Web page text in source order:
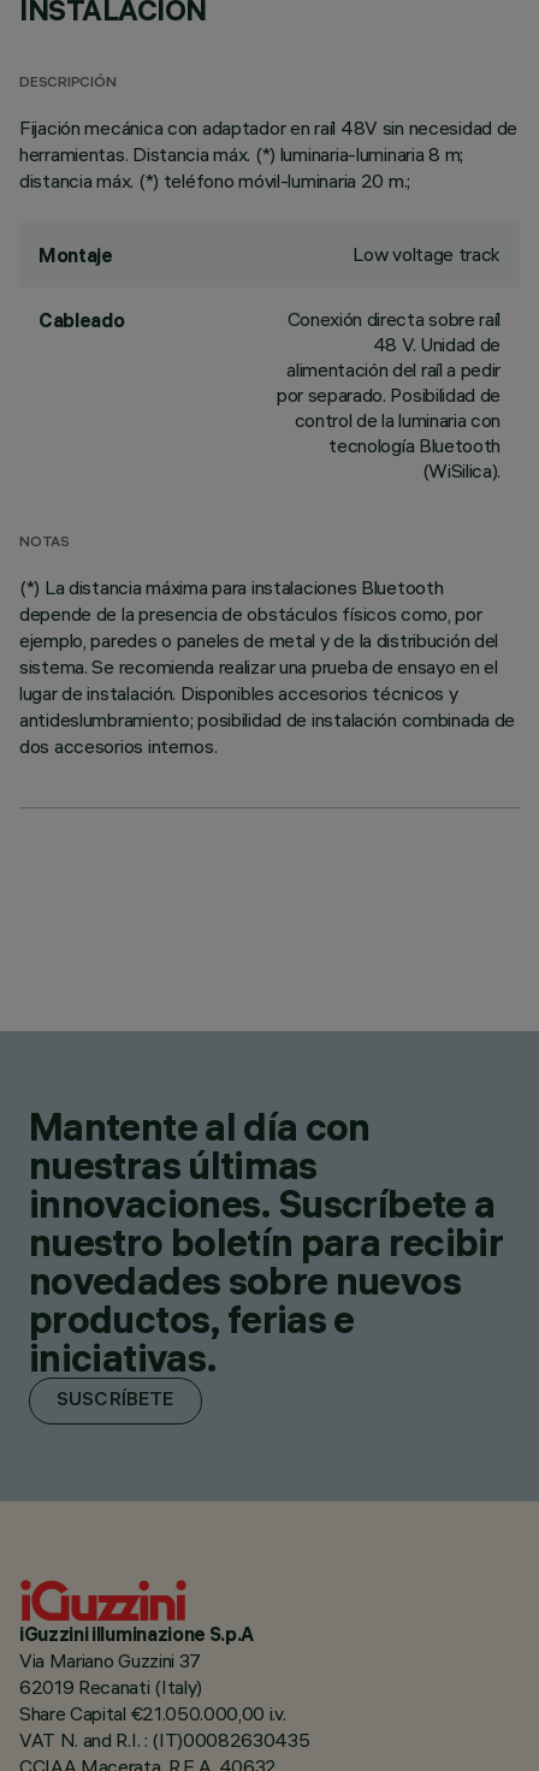
INSTALACIÓN
DESCRIPCIÓN
Fijación mecánica con adaptador en raíl 48V sin necesidad de
herramientas. Distancia máx. (*) luminaria-luminaria 8 m;
distancia máx. (*) teléfono móvil-luminaria 20 m.;
Montaje Low voltage track
Cableado
Conexión directa sobre raíl
48 V. Unidad de
alimentación del raíl a pedir
por separado. Posibilidad de
control de la luminaria con
tecnología Bluetooth
(WiSilica).
NOTAS
(*) La distancia máxima para instalaciones Bluetooth
depende de la presencia de obstáculos físicos como, por
ejemplo, paredes o paneles de metal y de la distribución del
sistema. Se recomienda realizar una prueba de ensayo en el
lugar de instalación. Disponibles accesorios técnicos y
antideslumbramiento; posibilidad de instalación combinada de
dos accesorios internos.
Mantente al día con
nuestras últimas
innovaciones. Suscríbete a
nuestro boletín para recibir
novedades sobre nuevos
productos, ferias e
iniciativas.
SUSCRÍBETE
iGuzzini illuminazione S.p.A
Via Mariano Guzzini 37
62019 Recanati (Italy)
Share Capital €21.050.000,00 i.v.
VAT N. and R.I. : (IT)00082630435
CCIAA Macerata, R.E.A. 40632